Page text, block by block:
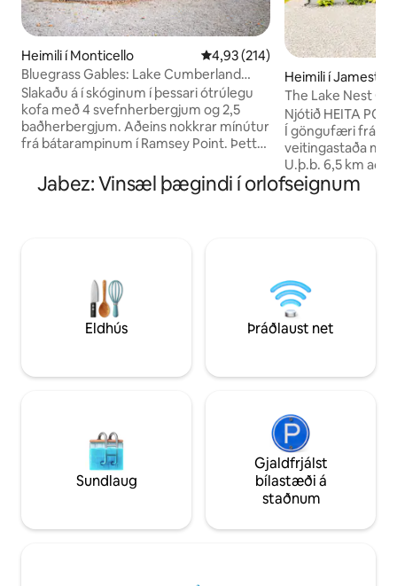
Heimili í Monticello 4,93 af 5 í meðaleinkunn, 214
4,93 (214)
Bluegrass Gables: Lake Cumberland
Cottage
Slakaðu á í skóginum í þessari ótrúlegu
kofa með 4 svefnherbergjum og 2,5
baðherbergjum. Aðeins nokkrar mínútur
frá bátarampinum í Ramsey Point. Þetta
Cumberland-vatn. Komdu með bátinn
þinn; næg bílastæði eru á staðnum. Ertu
innandyra eða eldstæðisins utandyra.
Skógarútsýni og ferskt loft bíða þín,
sérstaklega frá heita pottinum!
Reykingar eru alls ekki leyfðar hvorki inni
Heimili í
The Lake Nest
Heitur pottur!
Njótið HEITA
Í göngufæri frá
veitingastaða
U.þ.b. 6,5 km að
km að Lily Creek Boat
hverfi í bænum og
pottur - Nægt
veislur, engar
o.s.frv. Athugaðu: 1 öryggismyndavél á
veröndinni að
Jabez: Vinsæl þægindi í orlofseignum
Eldhús Þráðlaust net
Sundlaug
Gjaldfrjálst
bílastæði á
staðnum